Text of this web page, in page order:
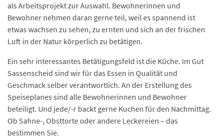
als Arbeitsprojekt zur Auswahl. Bewohnerinnen und
Bewohner nehmen daran gerne teil, weil es spannend ist
etwas wachsen zu sehen, zu ernten und sich an der frischen
Luft in der Natur körperlich zu betätigen.
Ein sehr interessantes Betätigungsfeld ist die Küche. Im Gut
Sassenscheid sind wir für das Essen in Qualität und
Geschmack selber verantwortlich. An der Erstellung des
Speiseplanes sind alle Bewohnerinnen und Bewohner
beteiligt. Und jede/-r backt gerne Kuchen für den Nachmittag.
Ob Sahne-, Obsttorte oder andere Leckereien – das
bestimmen Sie.